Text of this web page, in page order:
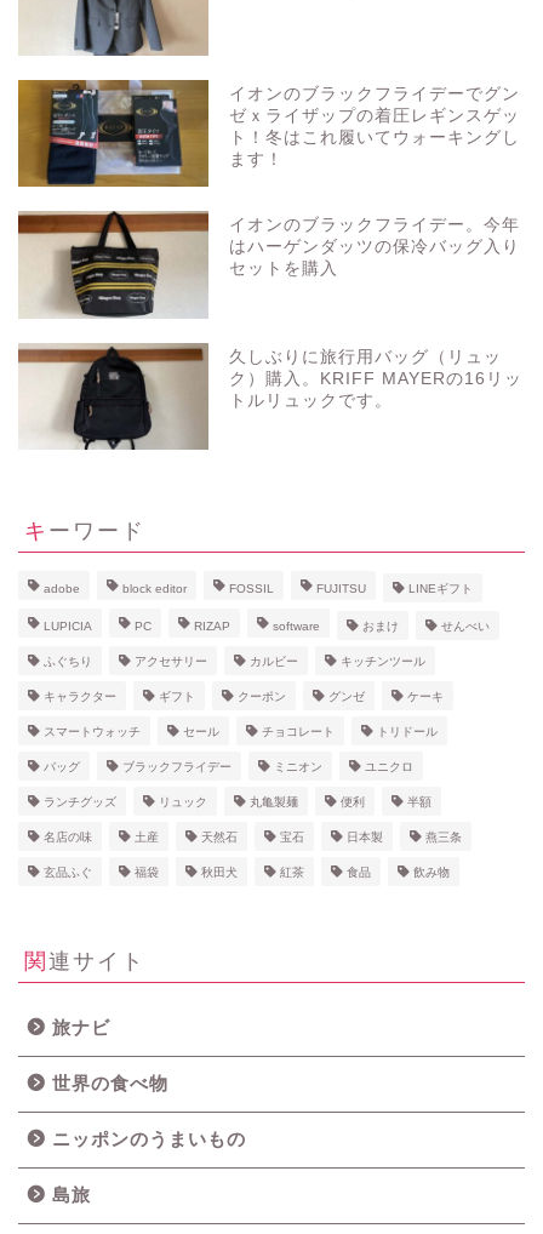
イオンのブラックフライデーでグン
ゼｘライザップの着圧レギンスゲッ
ト！冬はこれ履いてウォーキングし
ます！
イオンのブラックフライデー。今年
はハーゲンダッツの保冷バッグ入り
セットを購入
久しぶりに旅行用バッグ（リュッ
ク）購入。KRIFF MAYERの16リッ
トルリュックです。
キーワード
adobe block editor FOSSIL FUJITSU LINEギフト
LUPICIA PC RIZAP software おまけ せんべい
ふぐちり アクセサリー カルビー キッチンツール
キャラクター ギフト クーポン グンゼ ケーキ
スマートウォッチ セール チョコレート トリドール
バッグ ブラックフライデー ミニオン ユニクロ
ランチグッズ リュック 丸亀製麺 便利 半額
名店の味 土産 天然石 宝石 日本製 燕三条
玄品ふぐ 福袋 秋田犬 紅茶 食品 飲み物
関連サイト
旅ナビ
世界の食べ物
ニッポンのうまいもの
島旅